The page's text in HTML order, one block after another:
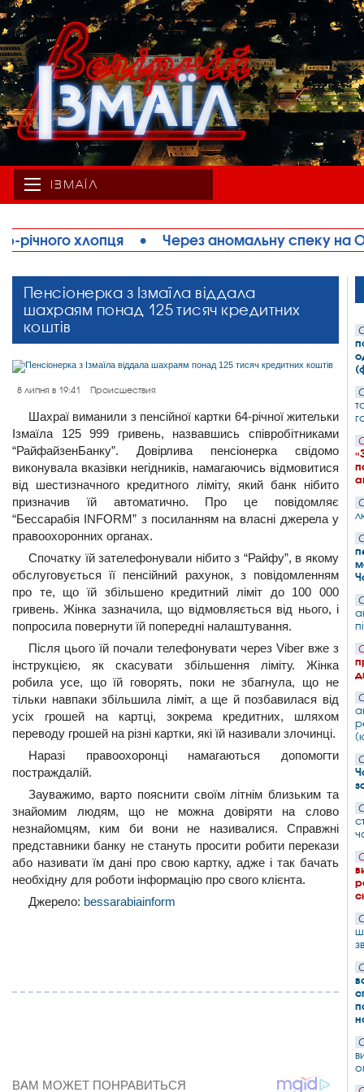
ІЗМАЇЛ
аномальну спеку на Одещині обмежують рух
Пенсіонерка з Ізмаїла віддала
шахраям понад 125 тисяч кредитних
коштів
8 липня в 19:41 Происшествия
Шахраї виманили з пенсійної картки 64-річної жительки
Ізмаїла 125 999 гривень, назвавшись співробітниками
“РайфайзенБанку”. Довірлива пенсіонерка свідомо
виконувала вказівки негідників, намагаючись відмовитися
від шестизначного кредитного ліміту, який банк нібито
призначив їй автоматично. Про це повідомляє
“Бессарабія INFORM” з посиланням на власні джерела у
правоохоронних органах.
Спочатку їй зателефонували нібито з “Райфу”, в якому
обслуговується її пенсійний рахунок, з повідомленням
про те, що їй збільшено кредитний ліміт до 100 000
гривень. Жінка зазначила, що відмовляється від нього, і
попросила повернути їй попередні налаштування.
Після цього їй почали телефонувати через Viber вже з
інструкцією, як скасувати збільшення ліміту. Жінка
робила усе, що їй говорять, поки не збагнула, що не
тільки навпаки збільшила ліміт, а ще й позбавилася від
усіх грошей на картці, зокрема кредитних, шляхом
переводу грошей на різні картки, які їй називали злочинці.
Наразі правоохоронці намагаються допомогти
постраждалій.
Зауважимо, варто пояснити своїм літнім близьким та
знайомим людям, що не можна довіряти на слово
незнайомцям, ким би вони не називалися. Справжні
представники банку не стануть просити робити перекази
або називати їм дані про свою картку, адже і так бачать
необхідну для роботи інформацію про свого клієнта.
Джерело: bessarabiainform